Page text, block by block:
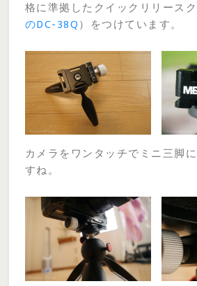
格に準拠したクイックリリース
のDC-38Q ）をつけています。
カメラをワンタッチでミニ三脚
すね。